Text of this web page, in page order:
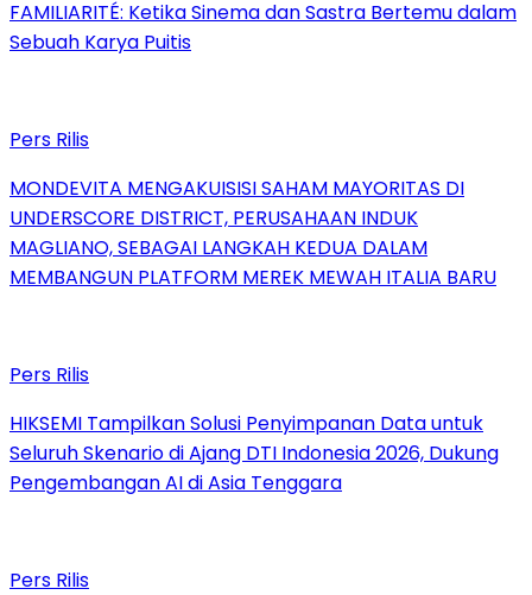
FAMILIARITÉ: Ketika Sinema dan Sastra Bertemu dalam
Sebuah Karya Puitis
Pers Rilis
MONDEVITA MENGAKUISISI SAHAM MAYORITAS DI
UNDERSCORE DISTRICT, PERUSAHAAN INDUK
MAGLIANO, SEBAGAI LANGKAH KEDUA DALAM
MEMBANGUN PLATFORM MEREK MEWAH ITALIA BARU
Pers Rilis
HIKSEMI Tampilkan Solusi Penyimpanan Data untuk
Seluruh Skenario di Ajang DTI Indonesia 2026, Dukung
Pengembangan AI di Asia Tenggara
Pers Rilis